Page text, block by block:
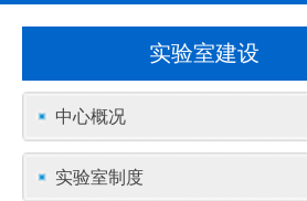
实验室建设
中心概况
实验室制度